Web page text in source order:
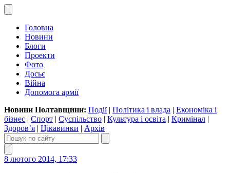
Головна
Новини
Блоги
Проекти
Фото
Досьє
Війна
Допомога армії
Новини Полтавщини: Події| Політика і влада | Економіка і
бізнес | Спорт | Суспільство | Культура і освіта | Кримінал |
Здоров’я | Цікавинки | Архів
8 лютого 2014, 17:33